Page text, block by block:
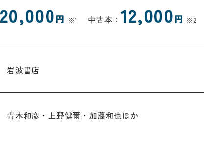
20,000円 ※1 中古本： 12,000円 ※2
岩波書店
青木和彦・上野健爾・加藤和也ほか